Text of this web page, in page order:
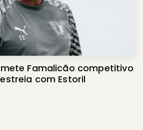
Famalicão competitivo
com Estoril